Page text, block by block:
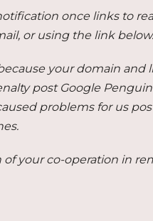
once links to
or using the link below.
your domain
post Google
problems for us
your co-operation in